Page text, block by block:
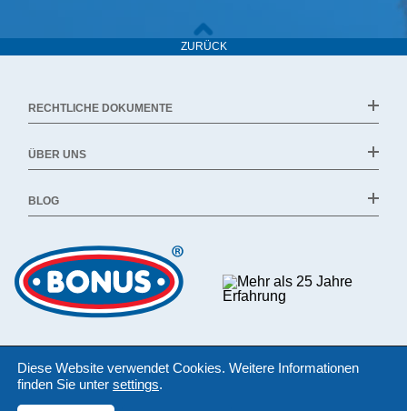
ZURÜCK
RECHTLICHE DOKUMENTE
ÜBER UNS
BLOG
Diese Website verwendet Cookies. Weitere Informationen
finden Sie unter settings.